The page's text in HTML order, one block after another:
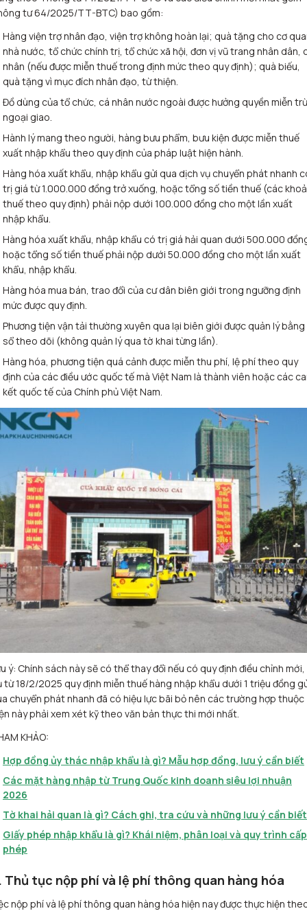
tư 64/2025/TT-BTC) bao gồm:
Hàng viện trợ nhân đạo, viện trợ không hoàn lại; quà tặng cho cơ
nhà nước, tổ chức chính trị, tổ chức xã hội, đơn vị vũ trang nhân dân,
nhân (nếu được miễn thuế trong định mức theo quy định); quà biếu,
quà tặng vì mục đích nhân đạo, từ thiện.
Đồ dùng của tổ chức, cá nhân nước ngoài được hưởng quyền miễn trừ
ngoại giao.
Hành lý mang theo người, hàng bưu phẩm, bưu kiện được miễn thuế
xuất nhập khẩu theo quy định của pháp luật hiện hành.
Hàng hóa xuất khẩu, nhập khẩu gửi qua dịch vụ chuyển phát nhanh
trị giá từ 1.000.000 đồng trở xuống, hoặc tổng số tiền thuế (các
thuế theo quy định) phải nộp dưới 100.000 đồng cho một lần xuất
nhập khẩu.
Hàng hóa xuất khẩu, nhập khẩu có trị giá hải quan dưới 500.000
hoặc tổng số tiền thuế phải nộp dưới 50.000 đồng cho một lần xuất
khẩu, nhập khẩu.
Hàng hóa mua bán, trao đổi của cư dân biên giới trong ngưỡng định
mức được quy định.
Phương tiện vận tải thường xuyên qua lại biên giới được quản lý bằng
sổ theo dõi (không quản lý qua tờ khai từng lần).
Hàng hóa, phương tiện quá cảnh được miễn thu phí, lệ phí theo quy
định của các điều ước quốc tế mà Việt Nam là thành viên hoặc các
kết quốc tế của Chính phủ Việt Nam.
ý: Chính sách này sẽ có thể thay đổi nếu có quy định điều chỉnh mới,
từ 18/2/2025 quy định miễn thuế hàng nhập khẩu dưới 1 triệu đồng
chuyển phát nhanh đã có hiệu lực bãi bỏ nên các trường hợp thuộc
này phải xem xét kỹ theo văn bản thực thi mới nhất.
KHẢO:
Hợp đồng ủy thác nhập khẩu là gì? Mẫu hợp đồng, lưu ý cần biết
Các mặt hàng nhập từ Trung Quốc kinh doanh siêu lợi nhuận
2026
Tờ khai hải quan là gì? Cách ghi, tra cứu và những lưu ý cần biết
Giấy phép nhập khẩu là gì? Khái niệm, phân loại và quy trình cấp
phép
Thủ tục nộp phí và lệ phí thông quan hàng hóa
nộp phí và lệ phí thông quan hàng hóa hiện nay được thực hiện